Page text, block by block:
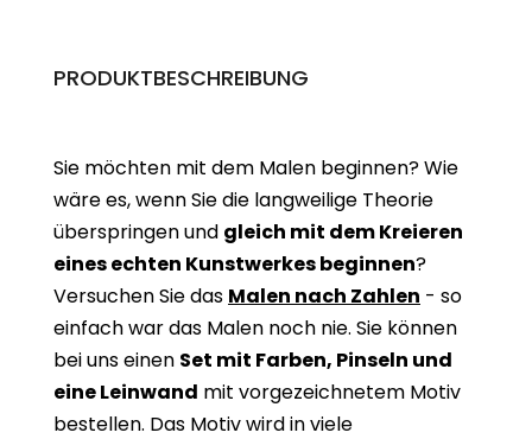
PRODUKTBESCHREIBUNG
Sie möchten mit dem Malen beginnen? Wie
wäre es, wenn Sie die langweilige Theorie
überspringen und gleich mit dem Kreieren
eines echten Kunstwerkes beginnen?
Versuchen Sie das Malen nach Zahlen - so
einfach war das Malen noch nie. Sie können
bei uns einen Set mit Farben, Pinseln und
eine Leinwand mit vorgezeichnetem Motiv
bestellen. Das Motiv wird in viele